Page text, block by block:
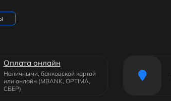
Оплата онлайн
Наличными, банковской картой
или онлайн (MBANK, OPTIMA,
СБЕР)